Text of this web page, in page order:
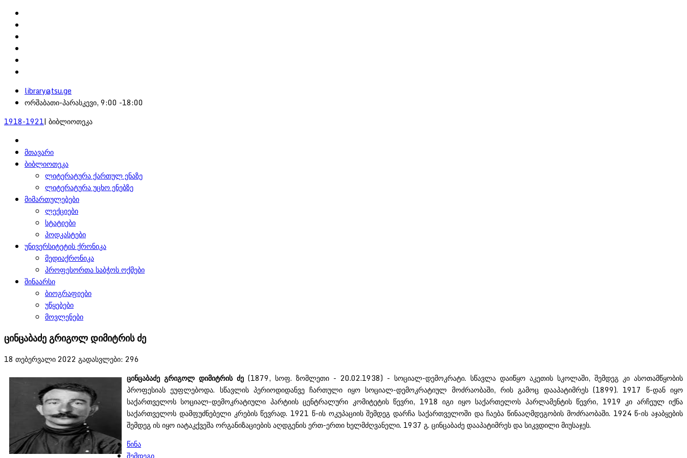
library@tsu.ge
ორშაბათი-პარასკევი, 9:00 -18:00
1918-1921| ბიბლიოთეკა
მთავარი
ბიბლიოთეკა
ლიტერატურა ქართულ ენაზე
ლიტერატურა უცხო ენებზე
მიმართულებები
ლექციები
სტატიები
პოდკასტები
უნივერსიტეტის ქრონიკა
მედიაქრონიკა
პროფესორთა საბჭოს ოქმები
შინაარსი
ბიოგრაფიები
უწყებები
მოვლენები
ცინცაბაძე გრიგოლ დიმიტრის ძე
18 თებერვალი 2022 გადასვლები: 296
ცინცაბაძე გრიგოლ დიმიტრის ძე (1879, სოფ. ზომლეთი - 20.02.1938) - სოციალ-დემოკრატი. სწავლა დაიწყო აკეთის სკოლაში, შემდეგ კი ასოთამწყობის
პროფესიას ეუფლებოდა. სწავლის პერიოდიდანვე ჩართული იყო სოციალ-დემოკრატიულ მოძრაობაში, რის გამოც დააპატიმრეს (1899). 1917 წ-დან იყო
საქართველოს სოციალ-დემოკრატიული პარტიის ცენტრალური კომიტეტის წევრი, 1918 იგი იყო საქართელოს პარლამენტის წევრი, 1919 კი არჩეულ იქნა
საქართველოს დამფუძნებელი კრების წევრად. 1921 წ-ის ოკუპაციის შემდეგ დარჩა საქართველოში და ჩაება წინააღმდეგობის მოძრაობაში. 1924 წ-ის აჯაბყების
შემდეგ ის იყო იატაკქვეშა ორგანიზაციების აღდგენის ერთ-ერთი ხელმძღვანელი. 1937 გ. ცინცაბაძე დააპატიმრეს და სიკვდილი მიუსაჯეს.
წინა
შემდეგი